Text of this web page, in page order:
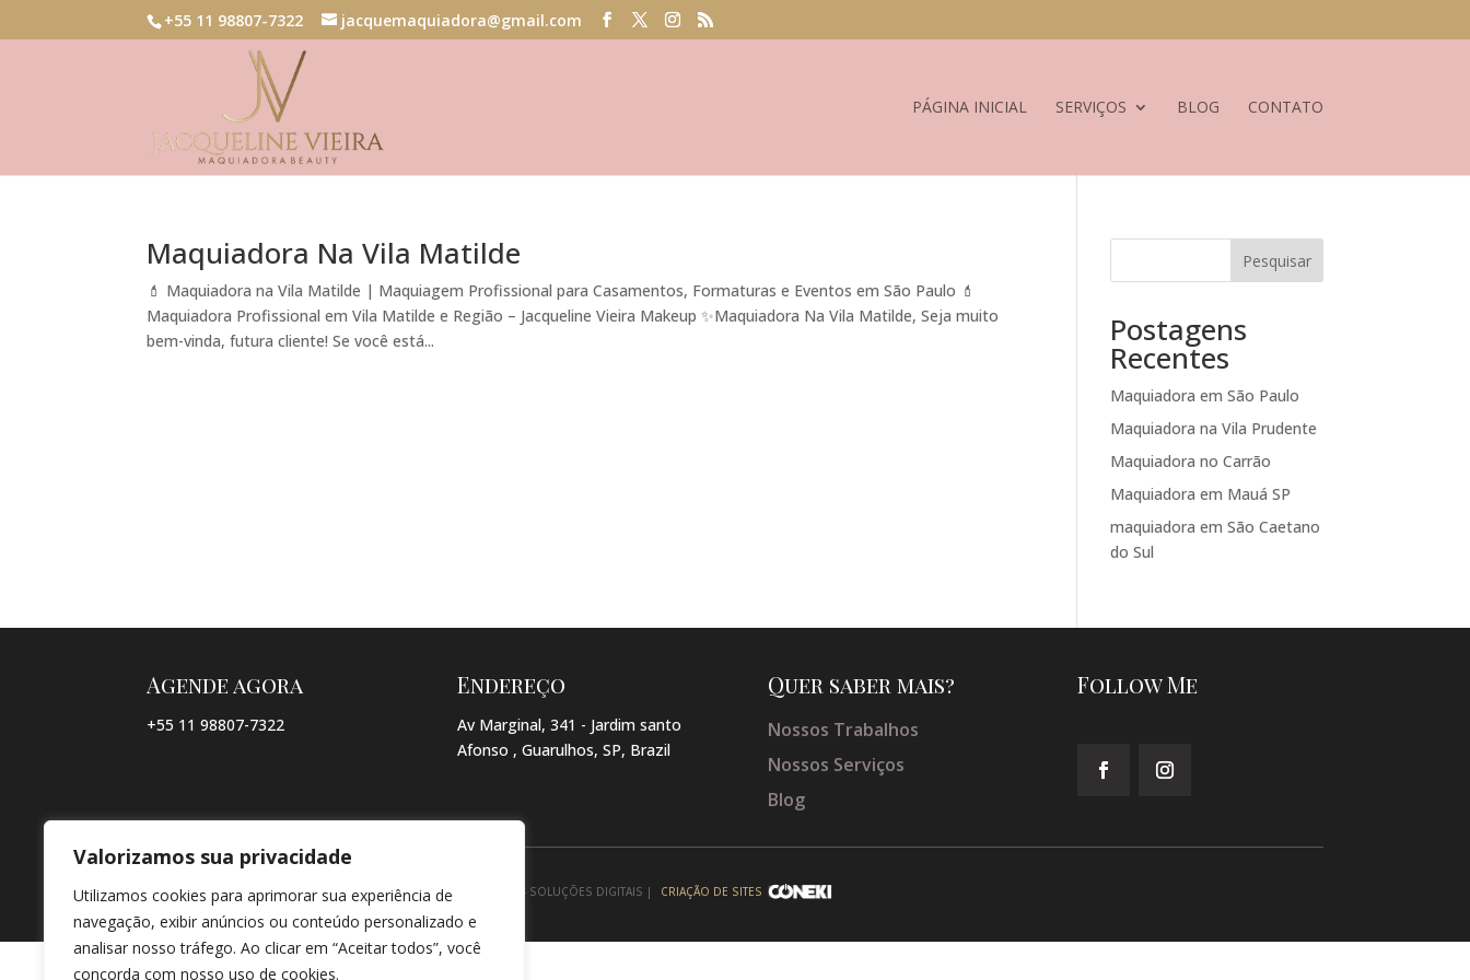
Valorizamos sua privacidade
Utilizamos cookies para aprimorar sua experiência de
navegação, exibir anúncios ou conteúdo personalizado e
analisar nosso tráfego. Ao clicar em “Aceitar todos”, você
concorda com nosso uso de cookies.
+55 11 98807-7322 jacquemaquiadora@gmail.com
PÁGINA INICIAL SERVIÇOS BLOG CONTATO
Maquiadora Na Vila Matilde
💄 Maquiadora na Vila Matilde | Maquiagem Profissional para Casamentos, Formaturas e Eventos em São Paulo 💄
Maquiadora Profissional em Vila Matilde e Região – Jacqueline Vieira Makeup ✨Maquiadora Na Vila Matilde, Seja muito
bem-vinda, futura cliente! Se você está...
Pesquisar
Postagens
Recentes
Maquiadora em São Paulo
Maquiadora na Vila Prudente
Maquiadora no Carrão
Maquiadora em Mauá SP
maquiadora em São Caetano
do Sul
Agende agora
+55 11 98807-7322
Endereço
Av Marginal, 341 - Jardim santo
Afonso , Guarulhos, SP, Brazil
Quer saber mais?
Nossos Trabalhos
Nossos Serviços
Blog
Follow Me
© COPYRIGHT 2026 → JACQUELINE VIEIRA MAKEUP → POR: CONEKI - SOLUÇÕES DIGITAIS | CRIAÇÃO DE SITES